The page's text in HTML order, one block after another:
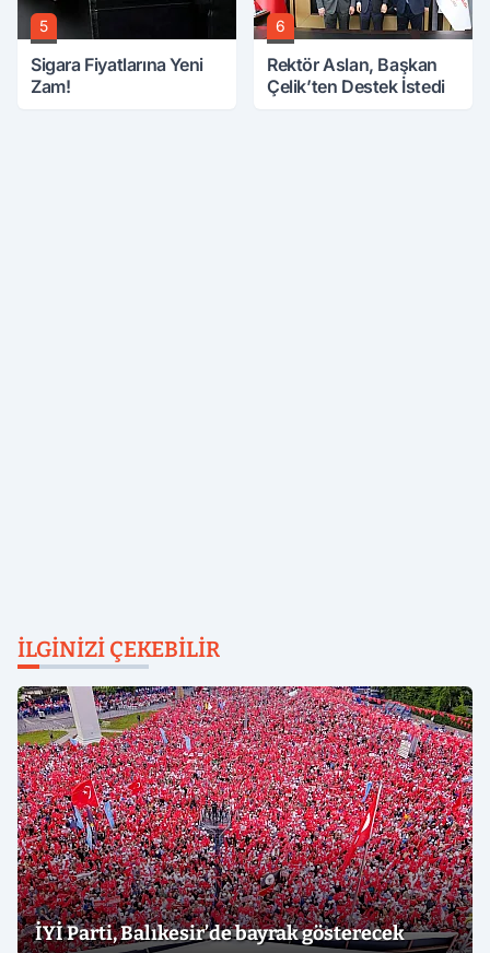
5
Sigara Fiyatlarına Yeni
Zam!
6
Rektör Aslan, Başkan
Çelik’ten Destek İstedi
İLGINIZI ÇEKEBILIR
İYİ Parti, Balıkesir’de bayrak gösterecek